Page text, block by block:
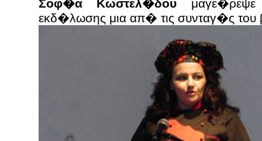
Σοφ�α Κωστελ�δου
εκδ�λωσης μια απ� τις συνταγ�ς του